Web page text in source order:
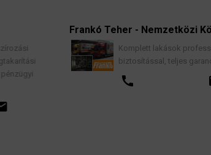
Frankó Teher - Nemzetközi Költöztetés
Komplett lakások professzionális költöztetése
biztosítással, teljes garancia vállalással.